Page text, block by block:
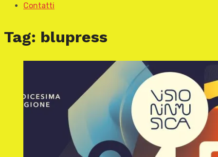
Contatti
Tag: blupress